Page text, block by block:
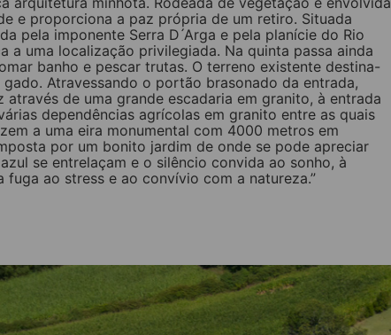
e proporciona a paz própria de um retiro. Situada
pela imponente Serra D ́Arga e pela planície do Rio
a uma localização privilegiada. Na quinta passa ainda
banho e pescar trutas. O terreno existente destina-
Atravessando o portão brasonado da entrada,
de uma grande escadaria em granito, à entrada
dependências agrícolas em granito entre as quais
a uma eira monumental com 4000 metros em
por um bonito jardim de onde se pode apreciar
se entrelaçam e o silêncio convida ao sonho, à
ao stress e ao convívio com a natureza.”